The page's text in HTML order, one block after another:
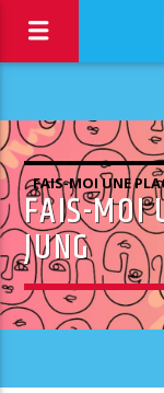
FAIS-MOI UNE
FAIS-MOI
JUNG